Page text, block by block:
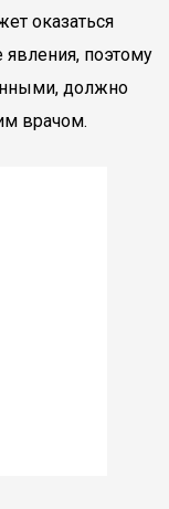
оказаться
явления, поэтому
должно
врачом.